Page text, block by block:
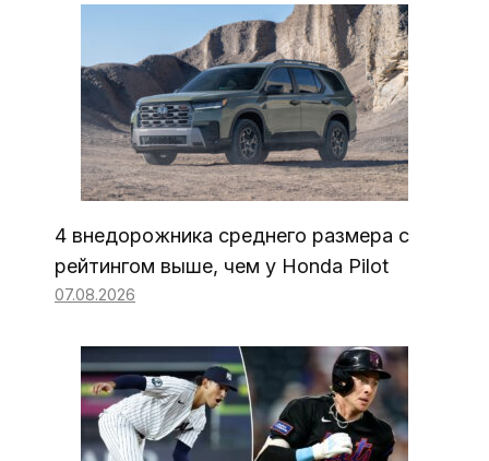
4 внедорожника среднего размера с
рейтингом выше, чем у Honda Pilot
07.08.2026